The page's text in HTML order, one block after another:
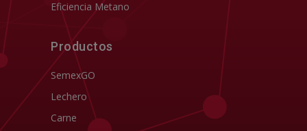
Eficiencia Metano
Productos
SemexGO
Lechero
Carne